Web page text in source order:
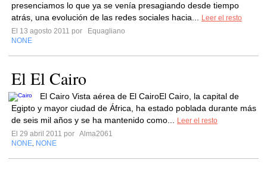
presenciamos lo que ya se venía presagiando desde tiempo
atrás, una evolución de las redes sociales hacia...
Leer el resto
El 13 agosto 2011 por
Equagliano
NONE
El El Cairo
El Cairo Vista aérea de El CairoEl Cairo, la capital de
Egipto y mayor ciudad de África, ha estado poblada durante más
de seis mil años y se ha mantenido como...
Leer el resto
El 29 abril 2011 por Alma2061
NONE NONE